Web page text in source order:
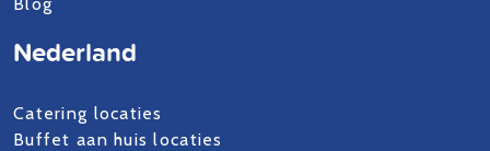
Nederland
Catering locaties
Buffet aan huis locaties